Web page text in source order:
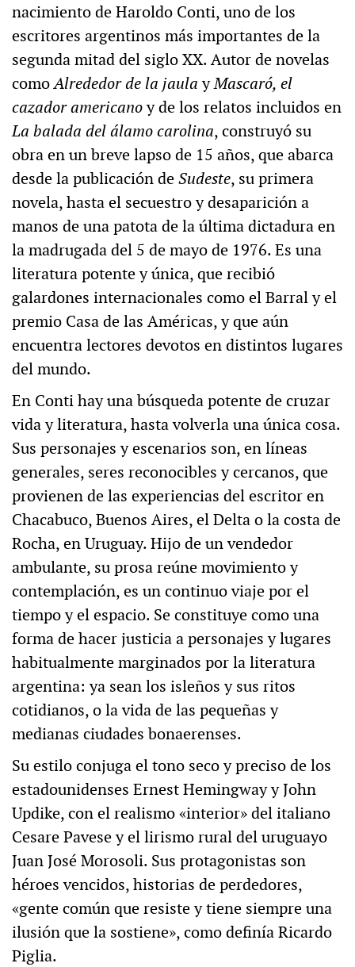
nacimiento de Haroldo Conti, uno de los
escritores argentinos más importantes de la
segunda mitad del siglo XX. Autor de novelas
comoAlrededor de la jaulayMascaró, el
cazador americanoy de los relatos incluidos en
La balada del álamo carolina, construyó su
obra en un breve lapso de 15 años, que abarca
desde la publicación deSudeste, su primera
novela, hasta el secuestro y desaparición a
manos de una patota de la última dictadura en
la madrugada del 5 de mayo de 1976. Es una
literatura potente y única, que recibió
galardones internacionales como el Barral y el
premio Casa de las Américas, y que aún
encuentra lectores devotos en distintos lugares
del mundo.
En Conti hay una búsqueda potente de cruzar
vida y literatura, hasta volverla una única cosa.
Sus personajes y escenarios son, en líneas
generales, seres reconocibles y cercanos, que
provienen de las experiencias del escritor en
Chacabuco, Buenos Aires, el Delta o la costa de
Rocha, en Uruguay. Hijo de un vendedor
ambulante, su prosa reúne movimiento y
contemplación, es un continuo viaje por el
tiempo y el espacio. Se constituye como una
forma de hacer justicia a personajes y lugares
habitualmente marginados por la literatura
argentina: ya sean los isleños y sus ritos
cotidianos, o la vida de las pequeñas y
medianas ciudades bonaerenses.
Su estilo conjuga el tono seco y preciso de los
estadounidenses Ernest Hemingway y John
Updike, con el realismo «interior» del italiano
Cesare Pavese y el lirismo rural del uruguayo
Juan José Morosoli. Sus protagonistas son
héroes vencidos, historias de perdedores,
«gente común que resiste y tiene siempre una
ilusión que la sostiene», como definía Ricardo
Piglia.